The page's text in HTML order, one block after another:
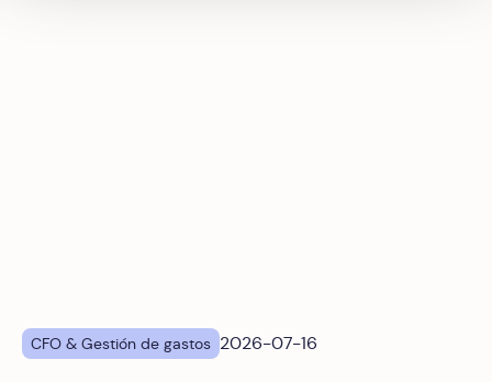
CFO & Gestión de gastos 2026-07-16